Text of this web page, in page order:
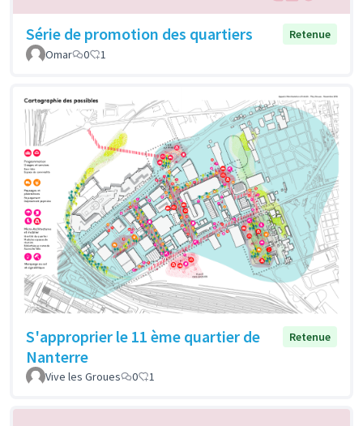
Série de promotion des quartiers
Retenue
Omar
0 1
S'approprier le 11 ème quartier de
Nanterre
Retenue
Vive les Groues 0 1